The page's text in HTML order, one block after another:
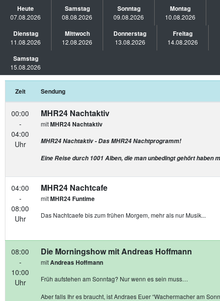
Heute
07.08.2026
Samstag
08.08.2026
Sonntag
09.08.2026
Montag
10.08.2026
Dienstag
11.08.2026
Mittwoch
12.08.2026
Donnerstag
13.08.2026
Freitag
14.08.2026
Samstag
15.08.2026
Zeit Sendung
00:00
-
04:00
Uhr
MHR24 Nachtaktiv
mitMHR24 Nachtaktiv
MHR24 Nachtaktiv - Das MHR24 Nachtprogramm!
Eine Reise durch 1001 Alben, die man unbedingt gehört haben
04:00
-
08:00
Uhr
MHR24 Nachtcafe
mitMHR24 Funtime
Das Nachtcaefe bis zum frühen Morgem, mehr als nur Musik...
08:00
-
10:00
Uhr
Die Morningshow mit Andreas Hoffmann
mitAndreas Hoffmann
Früh aufstehen am Sonntag? Nur wenn es sein muss…
Aber falls Ihr es braucht, ist Andraes Euer “Wachermacher am